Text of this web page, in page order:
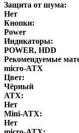
Защита от шума:
Нет
Кнопки:
Power
Индикаторы:
POWER, HDD
Рекомендуемые
micro-ATX
Цвет:
Чёрный
ATX:
Нет
Mini-ATX:
Нет